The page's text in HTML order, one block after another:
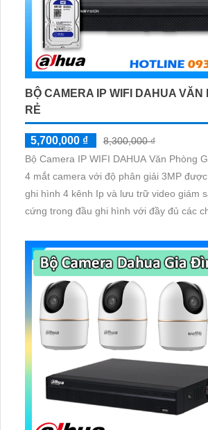
BỘ CAMERA IP WIFI DAHUA VĂN
RẺ
5,700,000 ₫
8,300,000 ₫
Bộ Camera IP WIFI DAHUA Văn Phòng
4 mắt camera với độ phân giải 3MP
ghi hình 4 kênh Ip và lưu trữ video giám
cứng trong đầu ghi hình với đầy đủ các
giám sát có màu vào ban đêm